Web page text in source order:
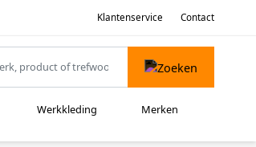
Klantenservice Contact
Werkkleding Merken